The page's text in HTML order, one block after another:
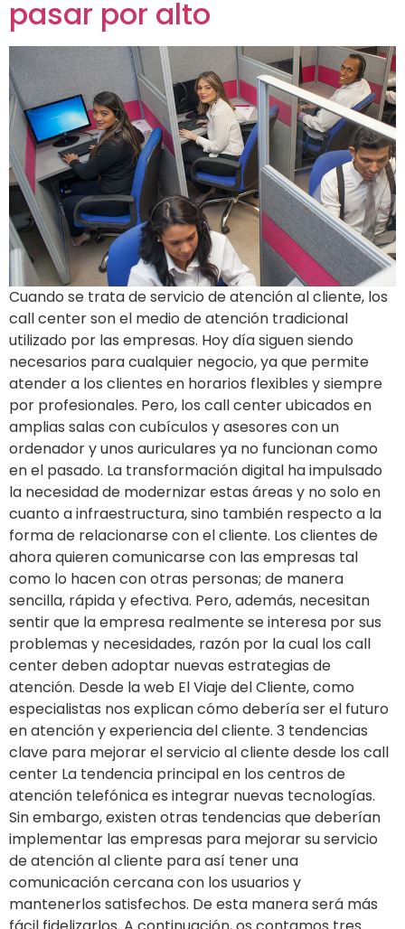
pasar por alto
Cuando se trata de servicio de atención al cliente, los
call center son el medio de atención tradicional
utilizado por las empresas. Hoy día siguen siendo
necesarios para cualquier negocio, ya que permite
atender a los clientes en horarios flexibles y siempre
por profesionales. Pero, los call center ubicados en
amplias salas con cubículos y asesores con un
ordenador y unos auriculares ya no funcionan como
en el pasado. La transformación digital ha impulsado
la necesidad de modernizar estas áreas y no solo en
cuanto a infraestructura, sino también respecto a la
forma de relacionarse con el cliente. Los clientes de
ahora quieren comunicarse con las empresas tal
como lo hacen con otras personas; de manera
sencilla, rápida y efectiva. Pero, además, necesitan
sentir que la empresa realmente se interesa por sus
problemas y necesidades, razón por la cual los call
center deben adoptar nuevas estrategias de
atención. Desde la web El Viaje del Cliente, como
especialistas nos explican cómo debería ser el futuro
en atención y experiencia del cliente. 3 tendencias
clave para mejorar el servicio al cliente desde los call
center La tendencia principal en los centros de
atención telefónica es integrar nuevas tecnologías.
Sin embargo, existen otras tendencias que deberían
implementar las empresas para mejorar su servicio
de atención al cliente para así tener una
comunicación cercana con los usuarios y
mantenerlos satisfechos. De esta manera será más